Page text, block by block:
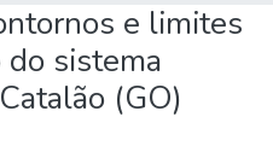
e limites
do sistema
(GO)